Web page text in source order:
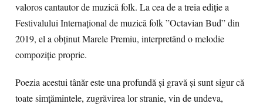
valoros cantautor de muzică folk. La cea de a treia ediție a
Festivalului Internațional de muzică folk ”Octavian Bud” din
2019, el a obținut Marele Premiu, interpretând o melodie
compoziție proprie.
Poezia acestui tânăr este una profundă și gravă și sunt sigur că
toate simțămintele, zugrăvirea lor stranie, vin de undeva,